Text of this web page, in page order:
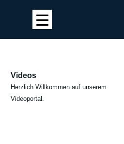
Videos
Herzlich Willkommen auf unserem
Videoportal.